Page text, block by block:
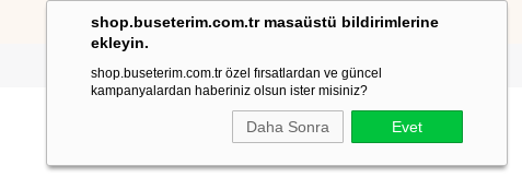
shop.buseterim.com.tr masaüstü bildirimlerine
ekleyin.
shop.buseterim.com.tr özel fırsatlardan ve güncel
kampanyalardan haberiniz olsun ister misiniz?
Daha Sonra Evet
undefined